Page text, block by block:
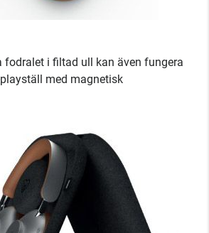
fodralet i filtad ull kan även fungera
med magnetisk